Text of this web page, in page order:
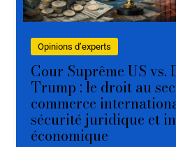
Opinions d’experts
Cour Suprême US vs.
Trump : le droit au
commerce
sécurité juridique et
économique